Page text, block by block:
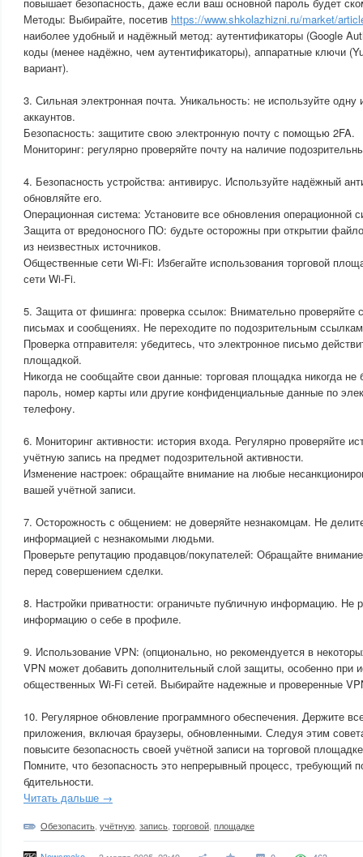
Методы: Выбирайте, посетив https://www.shkolazhizni.ru/market/
наиболее удобный и надёжный метод: аутентификаторы (Google
коды (менее надёжно, чем аутентификаторы), аппаратные ключи
вариант).
3. Сильная электронная почта. Уникальность: не используйте
аккаунтов.
Безопасность: защитите свою электронную почту с помощью 2FA.
Мониторинг: регулярно проверяйте почту на наличие
4. Безопасность устройства: антивирус. Используйте надёжный
обновляйте его.
Операционная система: Установите все обновления операционной
Защита от вредоносного ПО: будьте осторожны при открытии
из неизвестных источников.
Общественные сети Wi-Fi: Избегайте использования торговой
сети Wi-Fi.
5. Защита от фишинга: проверка ссылок: Внимательно проверяйте
письмах и сообщениях. Не переходите по подозрительным
Проверка отправителя: убедитесь, что электронное письмо
площадкой.
Никогда не сообщайте свои данные: торговая площадка никогда
пароль, номер карты или другие конфиденциальные данные по
телефону.
6. Мониторинг активности: история входа. Регулярно проверяйте
учётную запись на предмет подозрительной активности.
Изменение настроек: обращайте внимание на любые
вашей учётной записи.
7. Осторожность с общением: не доверяйте незнакомцам. Не
информацией с незнакомыми людьми.
Проверьте репутацию продавцов/покупателей: Обращайте
перед совершением сделки.
8. Настройки приватности: ограничьте публичную информацию.
информацию о себе в профиле.
9. Использование VPN: (опционально, но рекомендуется в
VPN может добавить дополнительный слой защиты, особенно при
общественных Wi-Fi сетей. Выбирайте надежные и проверенные
10. Регулярное обновление программного обеспечения. Держите
приложения, включая браузеры, обновленными. Следуя этим
повысите безопасность своей учётной записи на торговой
Помните, что безопасность это непрерывный процесс, требующий
бдительности.
Читать дальше →
Обезопасить учётную запись торговой площадке